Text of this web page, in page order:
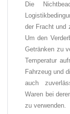
Die
der Fracht und
Um den
Getränken zu
Temperatur
Fahrzeug und
auch
Waren bei
zu verwenden.